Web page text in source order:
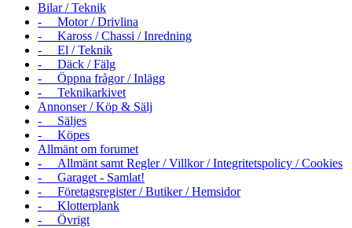
Bilar / Teknik
- Motor / Drivlina
- Kaross / Chassi / Inredning
- El / Teknik
- Däck / Fälg
- Öppna frågor / Inlägg
- Teknikarkivet
Annonser / Köp & Sälj
- Säljes
- Köpes
Allmänt om forumet
- Allmänt samt Regler / Villkor / Integritetspolicy / Cookies
- Garaget - Samlat!
- Företagsregister / Butiker / Hemsidor
- Klotterplank
- Övrigt